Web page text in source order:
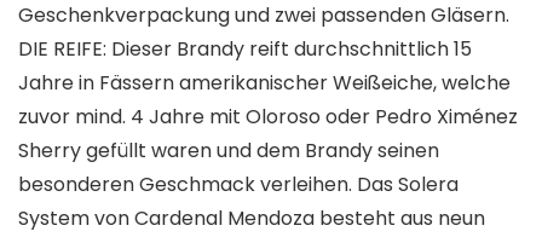
Geschenkverpackung und zwei passenden Gläsern.
DIE REIFE: Dieser Brandy reift durchschnittlich 15
Jahre in Fässern amerikanischer Weißeiche, welche
zuvor mind. 4 Jahre mit Oloroso oder Pedro Ximénez
Sherry gefüllt waren und dem Brandy seinen
besonderen Geschmack verleihen. Das Solera
System von Cardenal Mendoza besteht aus neun